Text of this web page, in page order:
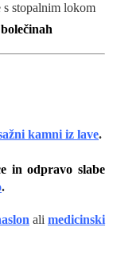
s stopalnim lokom
kamni iz lave.
in odpravo slabe
.
alimedicinski